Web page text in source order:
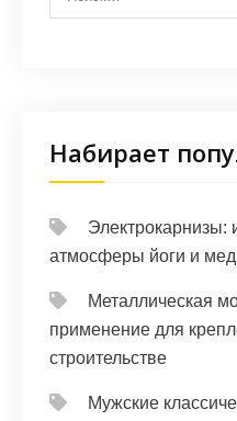
Набирает
Электрокарнизы:
атмосферы йоги и
Металлическая
применение для
строительстве
Мужские